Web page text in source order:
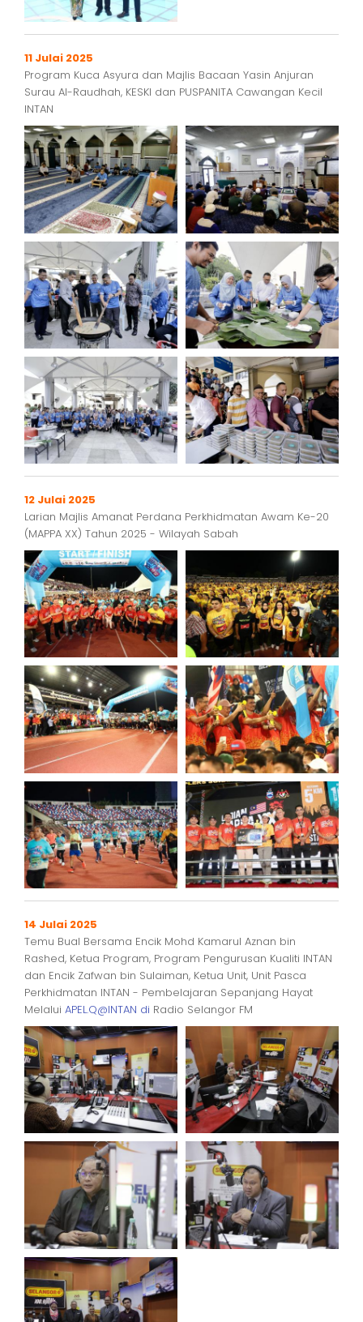
11 Julai 2025
Program Kuca Asyura dan Majlis Bacaan Yasin Anjuran
Surau Al-Raudhah, KESKI dan PUSPANITA Cawangan Kecil
INTAN
12 Julai 2025
Larian Majlis Amanat Perdana Perkhidmatan Awam Ke-20
(MAPPA XX) Tahun 2025 - Wilayah Sabah
14 Julai 2025
Temu Bual Bersama Encik Mohd Kamarul Aznan bin
Rashed, Ketua Program, Program Pengurusan Kualiti INTAN
dan Encik Zafwan bin Sulaiman, Ketua Unit, Unit Pasca
Perkhidmatan INTAN - Pembelajaran Sepanjang Hayat
Melalui APEL.Q@INTAN di Radio Selangor FM